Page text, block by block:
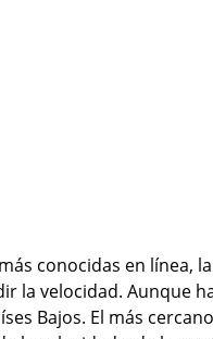
conocidas en línea,
la velocidad. Aunque
Bajos. El más